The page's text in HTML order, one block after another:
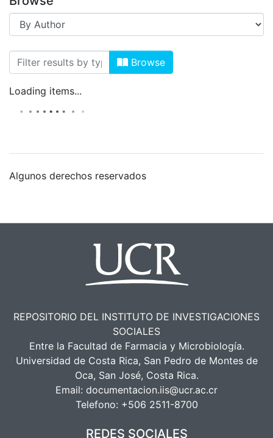
Browsing 2010-2019 by Author
Browse
Loading items...
Algunos derechos reservados
REPOSITORIO DEL INSTITUTO DE INVESTIGACIONES
SOCIALES
Entre la Facultad de Farmacia y Microbiología.
Universidad de Costa Rica, San Pedro de Montes de
Oca, San José, Costa Rica.
Email: documentacion.iis@ucr.ac.cr
Telefono: +506 2511-8700
REDES SOCIALES